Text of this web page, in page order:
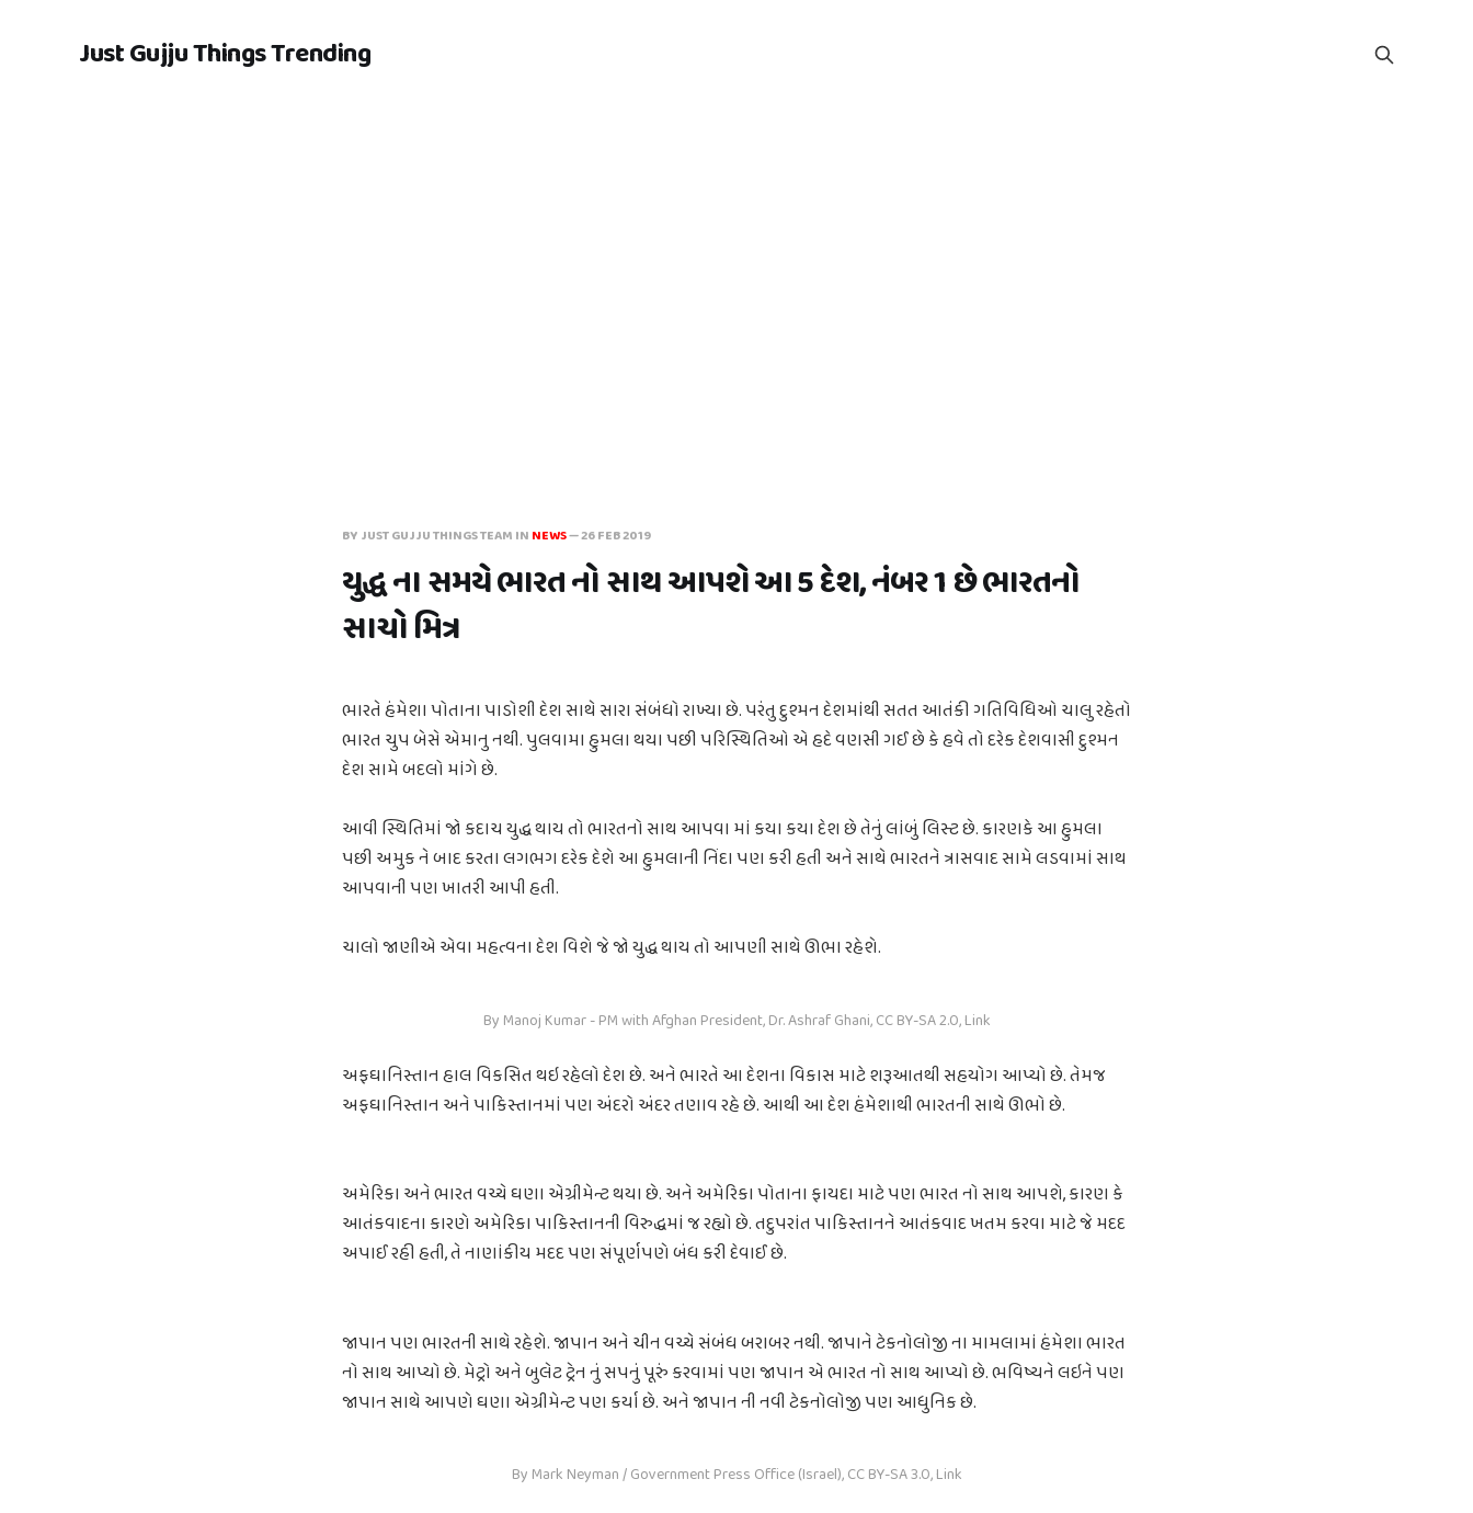
Just Gujju Things Trending
BY JUST GUJJU THINGS TEAM IN NEWS—26 FEB 2019
યુદ્ધ ના સમયે ભારત નો સાથ આપશે આ 5 દેશ, નંબર 1 છે ભારતનો
સાચો મિત્ર
ભારતે હંમેશા પોતાના પાડોશી દેશ સાથે સારા સંબંધો રાખ્યા છે. પરંતુ દુશ્મન દેશમાંથી સતત આતંકી ગતિવિધિઓ ચાલુ રહેતો
ભારત ચુપ બેસે એમાનુ નથી. પુલવામા હુમલા થયા પછી પરિસ્થિતિઓ એ હદે વણસી ગઈ છે કે હવે તો દરેક દેશવાસી દુશ્મન
દેશ સામે બદલો માંગે છે.
આવી સ્થિતિમાં જો કદાચ યુદ્ધ થાય તો ભારતનો સાથ આપવા માં કયા કયા દેશ છે તેનું લાંબું લિસ્ટ છે. કારણકે આ હુમલા
પછી અમુક ને બાદ કરતા લગભગ દરેક દેશે આ હુમલાની નિંદા પણ કરી હતી અને સાથે ભારતને ત્રાસવાદ સામે લડવામાં સાથ
આપવાની પણ ખાતરી આપી હતી.
ચાલો જાણીએ એવા મહત્વના દેશ વિશે જે જો યુદ્ધ થાય તો આપણી સાથે ઊભા રહેશે.
By Manoj Kumar - PM with Afghan President, Dr. Ashraf Ghani, CC BY-SA 2.0, Link
અફઘાનિસ્તાન હાલ વિકસિત થઇ રહેલો દેશ છે. અને ભારતે આ દેશના વિકાસ માટે શરૂઆતથી સહયોગ આપ્યો છે. તેમજ
અફઘાનિસ્તાન અને પાકિસ્તાનમાં પણ અંદરો અંદર તણાવ રહે છે. આથી આ દેશ હંમેશાથી ભારતની સાથે ઊભો છે.
અમેરિકા અને ભારત વચ્ચે ઘણા એગ્રીમેન્ટ થયા છે. અને અમેરિકા પોતાના ફાયદા માટે પણ ભારત નો સાથ આપશે, કારણ કે
આતંકવાદના કારણે અમેરિકા પાકિસ્તાનની વિરુદ્ધમાં જ રહ્યો છે. તદુપરાંત પાકિસ્તાનને આતંકવાદ ખતમ કરવા માટે જે મદદ
અપાઈ રહી હતી, તે નાણાંકીય મદદ પણ સંપૂર્ણપણે બંધ કરી દેવાઈ છે.
જાપાન પણ ભારતની સાથે રહેશે. જાપાન અને ચીન વચ્ચે સંબંધ બરાબર નથી. જાપાને ટેકનોલોજી ના મામલામાં હંમેશા ભારત
નો સાથ આપ્યો છે. મેટ્રો અને બુલેટ ટ્રેન નું સપનું પૂરું કરવામાં પણ જાપાન એ ભારત નો સાથ આપ્યો છે. ભવિષ્યને લઇને પણ
જાપાન સાથે આપણે ઘણા એગ્રીમેન્ટ પણ કર્યા છે. અને જાપાન ની નવી ટેકનોલોજી પણ આધુનિક છે.
By Mark Neyman / Government Press Office (Israel), CC BY-SA 3.0, Link